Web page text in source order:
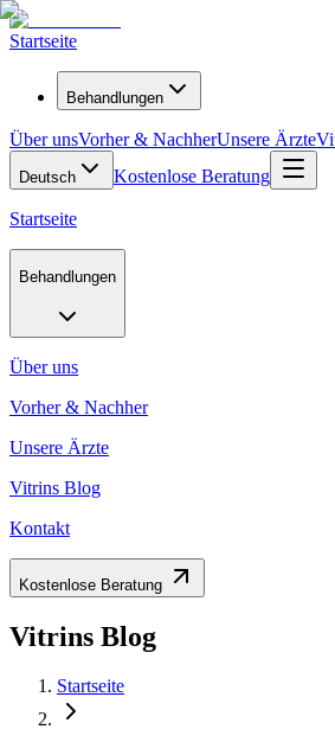
Startseite
Behandlungen
Über unsVorher & NachherUnsere Ärzte
Deutsch Kostenlose Beratung
Startseite
Behandlungen
Über uns
Vorher & Nachher
Unsere Ärzte
Vitrins Blog
Kontakt
Kostenlose Beratung
Vitrins Blog
Startseite